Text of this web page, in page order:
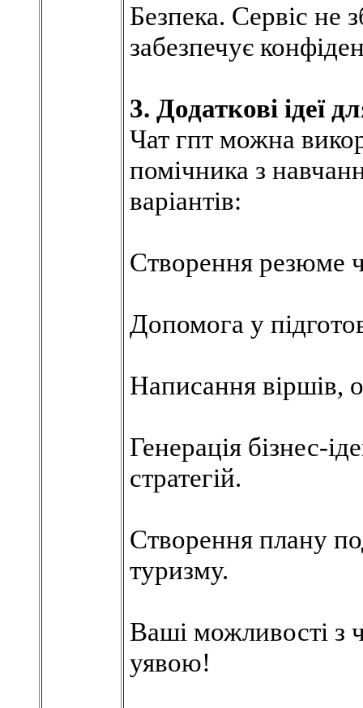
Безпека. Сервіс не
забезпечує
3. Додаткові ідеї
Чат гпт можна
помічника з
варіантів:
Створення резюме
Допомога у
Написання віршів,
Генерація бізнес-
стратегій.
Створення плану
туризму.
Ваші можливості з
уявою!